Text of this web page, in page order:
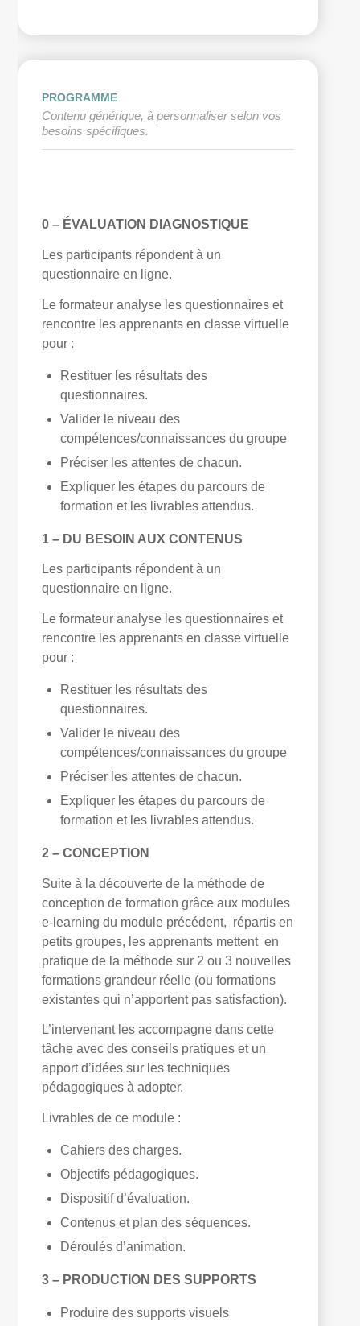
PROGRAMME
Contenu générique, à personnaliser selon vos
besoins spécifiques.
0 – ÉVALUATION DIAGNOSTIQUE
Les participants répondent à un
questionnaire en ligne.
Le formateur analyse les questionnaires et
rencontre les apprenants en classe virtuelle
pour :
Restituer les résultats des
questionnaires.
Valider le niveau des
compétences/connaissances du groupe
Préciser les attentes de chacun.
Expliquer les étapes du parcours de
formation et les livrables attendus.
1 – DU BESOIN AUX CONTENUS
Les participants répondent à un
questionnaire en ligne.
Le formateur analyse les questionnaires et
rencontre les apprenants en classe virtuelle
pour :
Restituer les résultats des
questionnaires.
Valider le niveau des
compétences/connaissances du groupe
Préciser les attentes de chacun.
Expliquer les étapes du parcours de
formation et les livrables attendus.
2 – CONCEPTION
Suite à la découverte de la méthode de
conception de formation grâce aux modules
e-learning du module précédent, répartis en
petits groupes, les apprenants mettent en
pratique de la méthode sur 2 ou 3 nouvelles
formations grandeur réelle (ou formations
existantes qui n’apportent pas satisfaction).
L’intervenant les accompagne dans cette
tâche avec des conseils pratiques et un
apport d’idées sur les techniques
pédagogiques à adopter.
Livrables de ce module :
Cahiers des charges.
Objectifs pédagogiques.
Dispositif d’évaluation.
Contenus et plan des séquences.
Déroulés d’animation.
3 – PRODUCTION DES SUPPORTS
Produire des supports visuels